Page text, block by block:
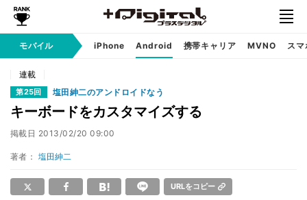
モバイル iPhone Android 携帯キャリア MVNO ス
連載
第25回 塩田紳二のアンドロイドなう
キーボードをカスタマイズする
掲載日 2013/02/20 09:00
著者： 塩田紳二
URLをコピー